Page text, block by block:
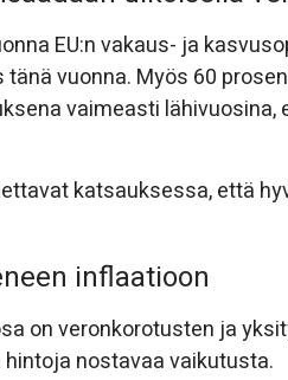
EU:n vakaus- ja
vuonna. Myös 60
vaimeasti lähivuosina,
katsauksessa, että
inflaatioon
on veronkorotusten ja
nostavaa vaikutusta.